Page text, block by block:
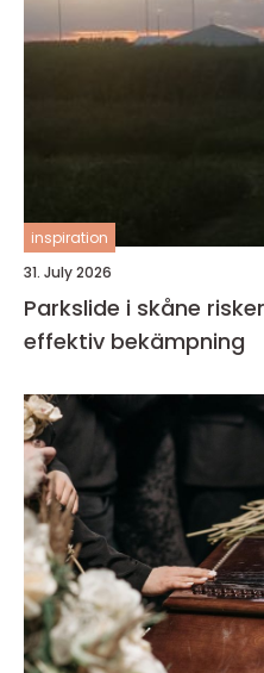
inspiration
31. July 2026
Parkslide i skåne risker, lagstiftning och
effektiv bekämpning